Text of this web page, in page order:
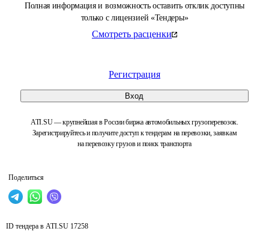
Полная информация и возможность оставить отклик доступны
только с лицензией «Тендеры»
Смотреть расценки
Регистрация
Вход
ATI.SU — крупнейшая в России биржа автомобильных грузоперевозок.
Зарегистрируйтесь и получите доступ к тендерам на перевозки, заявкам
на перевозку грузов и поиск транспорта
Поделиться
ID тендера в ATI.SU 17258